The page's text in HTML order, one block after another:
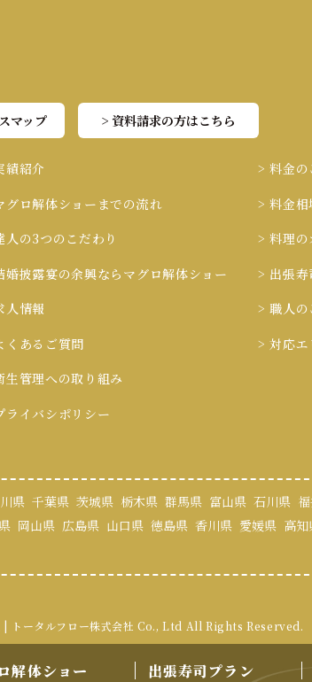
マップ > 資料請求の方はこちら
績紹介
グロ解体ショーまでの流れ
人の3つのこだわり
婚披露宴の余興ならマグロ解体ショー
人情報
くあるご質問
生管理への取り組み
ライバシポリシー
> 料金の
> 料金相
> 料理の
> 出張寿
> 職人の
> 対応エ
県 千葉県 茨城県 栃木県 群馬県 富山県 石川県
岡山県 広島県 山口県 徳島県 香川県 愛媛県 高知
ータルフロー株式会社 Co., Ltd All Rights Reserved.
解体ショー 出張寿司プラン